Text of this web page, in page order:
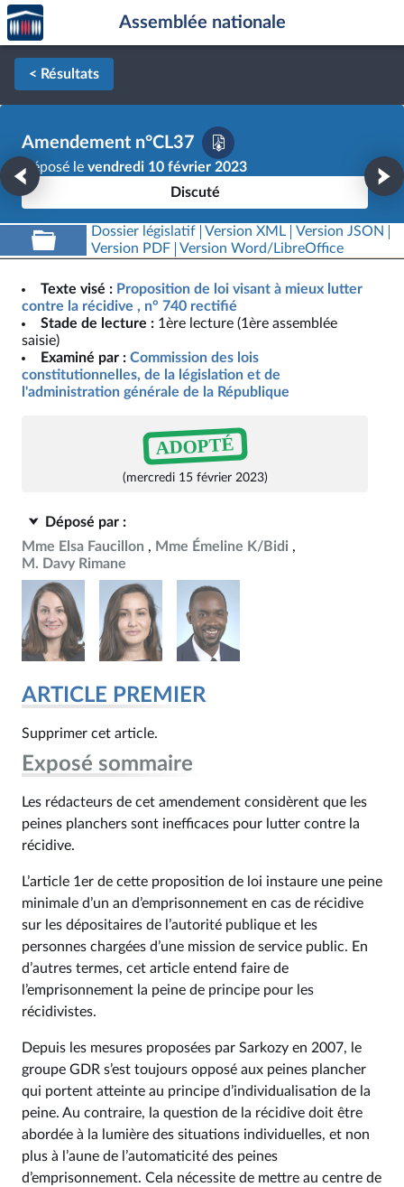
Aller au contenu
Aller en bas de la page
Accèder
à la
page
d'accueil
Assemblée nationale
< Résultats
Amendement n°CL37
Déposé le vendredi 10 février 2023
Discuté
Dossier législatif Version XML
Version JSON
Version PDF
Version Word/LibreOffice
Texte visé : Proposition de loi visant à mieux lutter
contre la récidive , n° 740 rectifié
Stade de lecture : 1ère lecture (1ère assemblée
saisie)
Examiné par : Commission des lois
constitutionnelles, de la législation et de
l'administration générale de la République
ADOPTÉ
(mercredi 15 février 2023)
Déposé par :
Mme Elsa Faucillon
Mme Émeline K/Bidi
M. Davy Rimane
ARTICLE PREMIER
Supprimer cet article.
Exposé sommaire
Les rédacteurs de cet amendement considèrent que les
peines planchers sont inefficaces pour lutter contre la
récidive.
L’article 1er de cette proposition de loi instaure une peine
minimale d’un an d’emprisonnement en cas de récidive
sur les dépositaires de l’autorité publique et les
personnes chargées d’une mission de service public. En
d’autres termes, cet article entend faire de
l’emprisonnement la peine de principe pour les
récidivistes.
Depuis les mesures proposées par Sarkozy en 2007, le
groupe GDR s’est toujours opposé aux peines plancher
qui portent atteinte au principe d’individualisation de la
peine. Au contraire, la question de la récidive doit être
abordée à la lumière des situations individuelles, et non
plus à l’aune de l’automaticité des peines
d’emprisonnement. Cela nécessite de mettre au centre de